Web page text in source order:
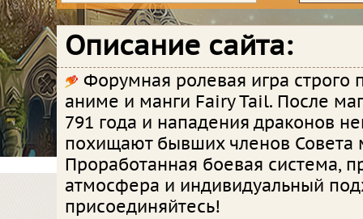
Описание сайта:
Форумная ролевая игра строго
аниме и манги Fairy Tail. После
791 года и нападения драконов
похищают бывших членов Совета
Проработанная боевая система,
атмосфера и индивидуальный
присоединяйтесь!